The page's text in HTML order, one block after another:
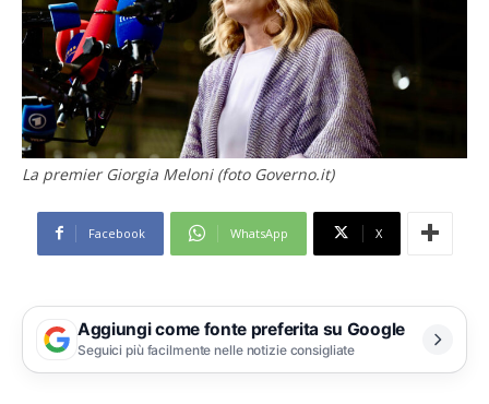
La premier Giorgia Meloni (foto Governo.it)
Facebook WhatsApp X
Aggiungi come fonte preferita su Google
Seguici più facilmente nelle notizie consigliate